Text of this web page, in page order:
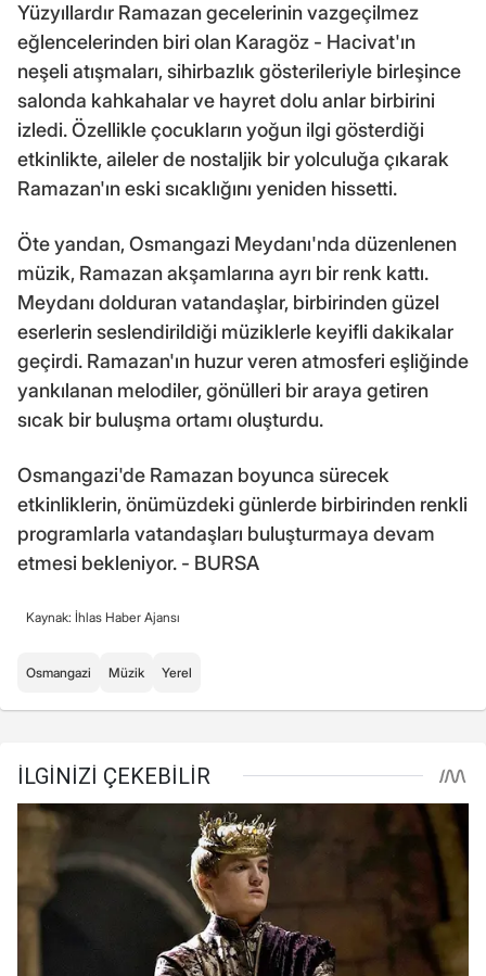
Yüzyıllardır Ramazan gecelerinin vazgeçilmez
eğlencelerinden biri olan Karagöz - Hacivat'ın
neşeli atışmaları, sihirbazlık gösterileriyle birleşince
salonda kahkahalar ve hayret dolu anlar birbirini
izledi. Özellikle çocukların yoğun ilgi gösterdiği
etkinlikte, aileler de nostaljik bir yolculuğa çıkarak
Ramazan'ın eski sıcaklığını yeniden hissetti.
Öte yandan, Osmangazi Meydanı'nda düzenlenen
müzik, Ramazan akşamlarına ayrı bir renk kattı.
Meydanı dolduran vatandaşlar, birbirinden güzel
eserlerin seslendirildiği müziklerle keyifli dakikalar
geçirdi. Ramazan'ın huzur veren atmosferi eşliğinde
yankılanan melodiler, gönülleri bir araya getiren
sıcak bir buluşma ortamı oluşturdu.
Osmangazi'de Ramazan boyunca sürecek
etkinliklerin, önümüzdeki günlerde birbirinden renkli
programlarla vatandaşları buluşturmaya devam
etmesi bekleniyor. - BURSA
Kaynak: İhlas Haber Ajansı
Osmangazi Müzik Yerel